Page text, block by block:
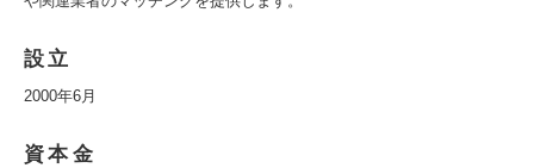
設立
2000年6月
資本金